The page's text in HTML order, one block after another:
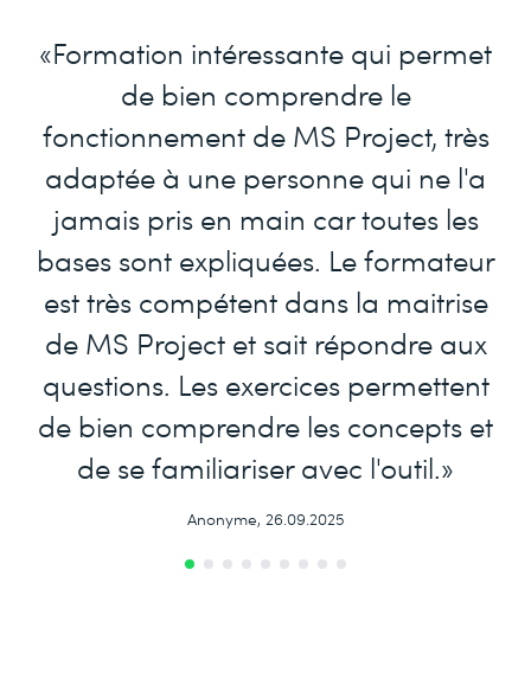
«Formation intéressante qui permet
de bien comprendre le
fonctionnement de MS Project, très
adaptée à une personne qui ne l'a
jamais pris en main car toutes les
bases sont expliquées. Le formateur
est très compétent dans la maitrise
de MS Project et sait répondre aux
questions. Les exercices permettent
de bien comprendre les concepts et
de se familiariser avec l'outil.»
Anonyme, 26.09.2025